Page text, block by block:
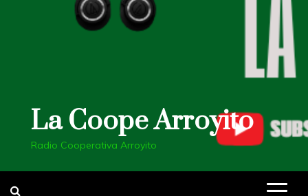
La Coope Arroyito
Radio Cooperativa Arroyito